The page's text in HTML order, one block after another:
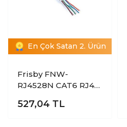
En Çok Satan 2. Ürün
Frisby FNW-
RJ4528N CAT6 RJ45
lü Konnektör
527,04 TL